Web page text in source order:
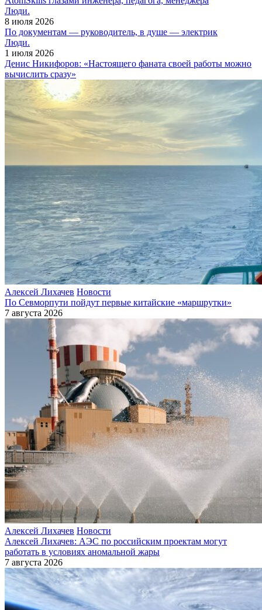
Люди.
8 июля 2026
По документам — руководитель, в душе — электрик
Люди.
1 июля 2026
Денис Никифоров: «Настоящего фаната своей работы можно
вычислить сразу»
Алексей Лихачев Новости
По Севморпути пойдут первые китайские «маршрутки»
7 августа 2026
Алексей Лихачев Новости
Алексей Лихачев: АЭС по российским проектам могут
работать в условиях аномальной жары
7 августа 2026